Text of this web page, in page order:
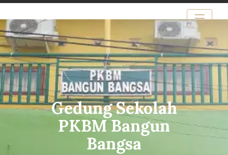
Gedung Sekolah
PKBM Bangun
Bangsa